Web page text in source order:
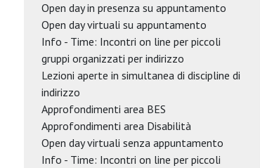
Open day in presenza su appuntamento
Open day virtuali su appuntamento
Info - Time: Incontri on line per piccoli
gruppi organizzati per indirizzo
Lezioni aperte in simultanea di discipline di
indirizzo
Approfondimenti area BES
Approfondimenti area Disabilità
Open day virtuali senza appuntamento
Info - Time: Incontri on line per piccoli